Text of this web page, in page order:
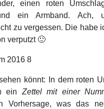
einen roten
ein Armband. Ach,
zu vergessen. Die habe
verputzt 🙂
könnt: In dem roten
ein Zettel mit einer
Vorhersage, was das